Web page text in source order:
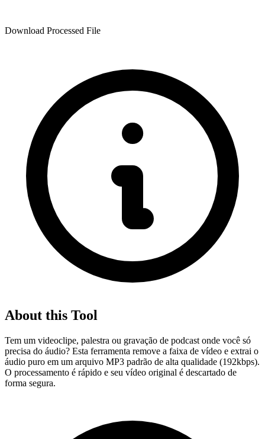
Download Processed File
About this Tool
Tem um videoclipe, palestra ou gravação de podcast onde você só
precisa do áudio? Esta ferramenta remove a faixa de vídeo e extrai o
áudio puro em um arquivo MP3 padrão de alta qualidade (192kbps).
O processamento é rápido e seu vídeo original é descartado de
forma segura.